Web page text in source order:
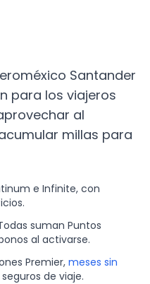
Santander
para los viajeros
al
millas para
e Infinite, con
suman Puntos
al activarse.
Premier, meses sin
de viaje.